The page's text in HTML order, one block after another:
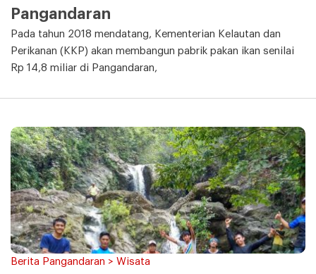
Pangandaran
Pada tahun 2018 mendatang, Kementerian Kelautan dan
Perikanan (KKP) akan membangun pabrik pakan ikan senilai
Rp 14,8 miliar di Pangandaran,
Berita Pangandaran > Wisata